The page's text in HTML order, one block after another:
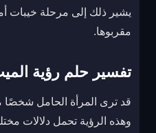
يشير ذلك إلى مرحلة خيبات
مقربوها.
تفسير حلم رؤية
قد ترى المرأة الحامل شخصًا
وهذه الرؤية تحمل دلالات